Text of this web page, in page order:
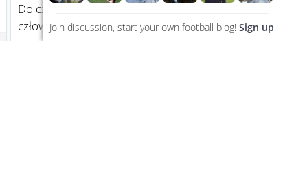
Join discussion, start your own football blog! Sign up
Do czego zdolny jest zazdrosny
człowiek?